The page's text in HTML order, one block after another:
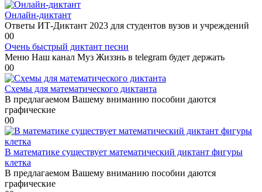
Онлайн-диктант
Ответы ИТ-Диктант 2023 для студентов вузов и учреждений
00
Очень быстрый диктант песни
Меню Наш канал Муз Жиззнь в telegram будет держать
00
Схемы для математического диктанта
В предлагаемом Вашему вниманию пособии даются
графические
00
В математике существует математический диктант фигуры
клетка
В предлагаемом Вашему вниманию пособии даются
графические